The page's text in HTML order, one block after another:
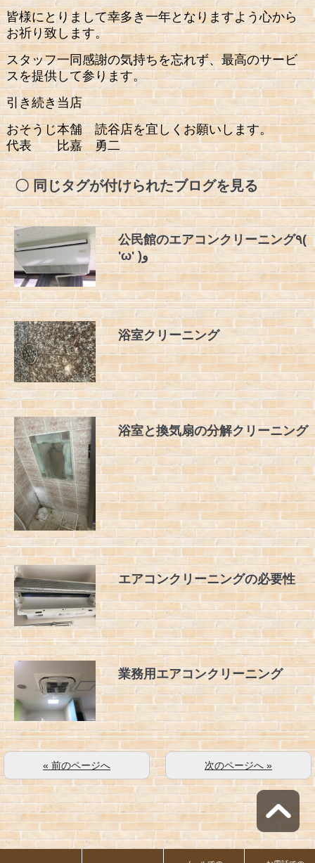
皆様にとりまして幸多き一年となりますよう心から
お祈り致します。
スタッフ一同感謝の気持ちを忘れず、最高のサービ
スを提供して参ります。
引き続き当店
おそうじ本舗 読谷店を宜しくお願いします。
代表 比嘉 勇二
同じタグが付けられたブログを見る
公民館のエアコンクリーニング٩(
'ω' )و
浴室クリーニング
浴室と換気扇の分解クリーニング
エアコンクリーニングの必要性
業務用エアコンクリーニング
次のページへ »
« 前のページへ